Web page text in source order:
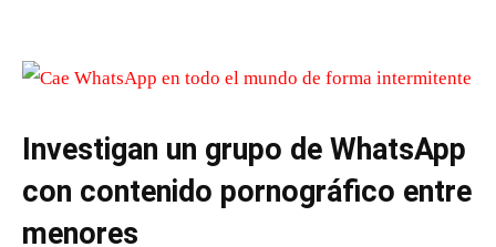
Investigan un grupo de WhatsApp
con contenido pornográfico entre
menores